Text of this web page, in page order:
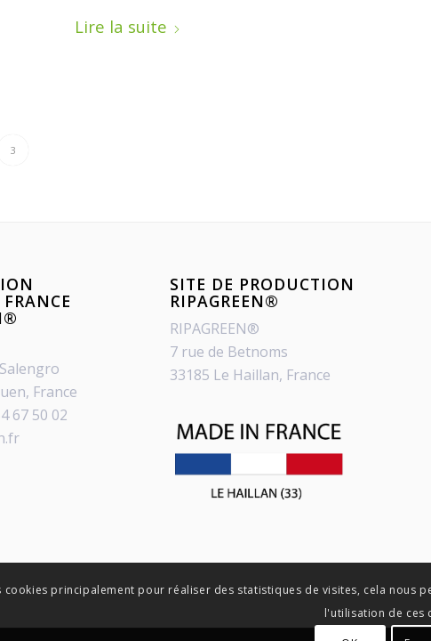
Lire la suite
3
France
67 50 02
SITE DE PRODUCTION
RIPAGREEN®
RIPAGREEN®
7 rue de Betnoms
33185 Le Haillan, France
principalement pour réaliser des statistiques de visites, cela nous
l'utilisation de ces